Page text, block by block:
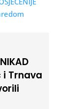
i Trnava